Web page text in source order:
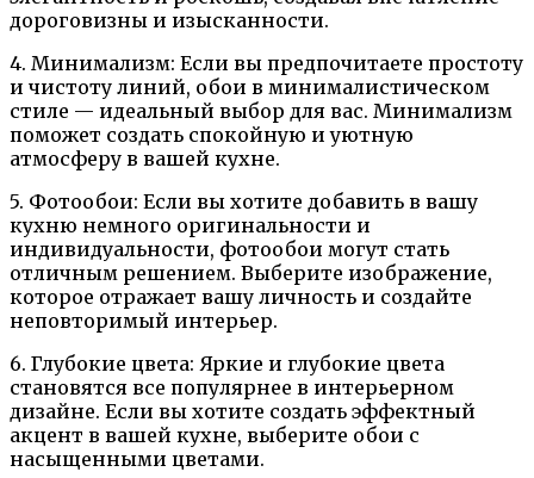
дороговизны и изысканности.
4. Минимализм: Если вы предпочитаете простоту
и чистоту линий, обои в минималистическом
стиле — идеальный выбор для вас. Минимализм
поможет создать спокойную и уютную
атмосферу в вашей кухне.
5. Фотообои: Если вы хотите добавить в вашу
кухню немного оригинальности и
индивидуальности, фотообои могут стать
отличным решением. Выберите изображение,
которое отражает вашу личность и создайте
неповторимый интерьер.
6. Глубокие цвета: Яркие и глубокие цвета
становятся все популярнее в интерьерном
дизайне. Если вы хотите создать эффектный
акцент в вашей кухне, выберите обои с
насыщенными цветами.